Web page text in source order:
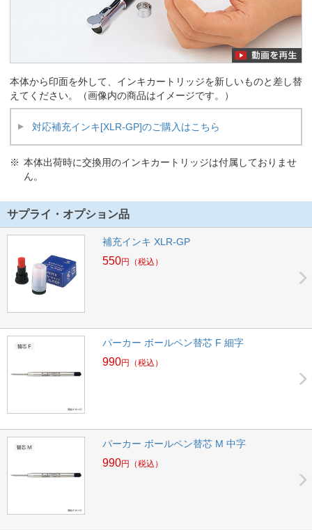
本体から印面を外して、インキカートリッジを新しいものと差し替
えてください。（画像内の商品はイメージです。）
対応補充インキ[XLR-GP]のご購入はこちら
本体出荷時に交換用のインキカートリッジは付属しておりませ
ん。
サプライ・オプション品
補充インキ XLR-GP
550円 （税込）
パーカー ボールペン替芯 F 細字
990円 （税込）
パーカー ボールペン替芯 M 中字
990円 （税込）